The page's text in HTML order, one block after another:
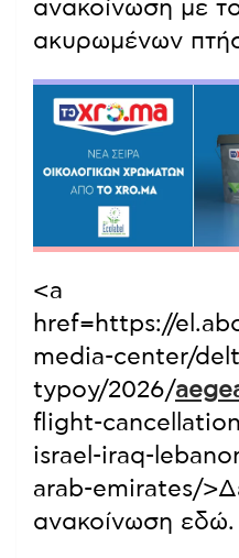
ανακοίνωση με
ακυρωμένων
<a
href=https://
media-center/
typoy/2026/
flight-
israel-iraq-
arab-emirates/
ανακοίνωση εδώ.